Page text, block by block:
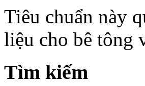
Tiêu chuẩn này
liệu cho bê tông
Tìm kiếm